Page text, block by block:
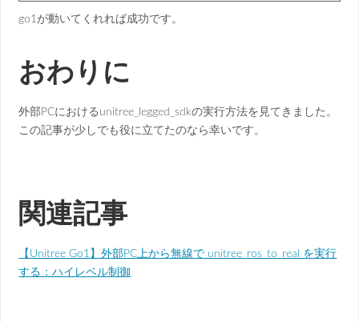
go1が動いてくれれば成功です。
おわりに
外部PCにおけるunitree_legged_sdkの実行方法を見てきました。
この記事が少しでも役に立てたのなら幸いです。
関連記事
【Unitree Go1】外部PC上から無線で unitree_ros_to_real を実行
する：ハイレベル制御